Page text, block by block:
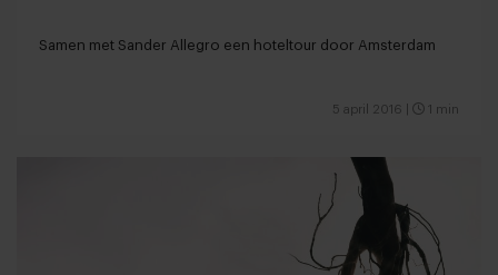
Samen met Sander Allegro een hoteltour door Amsterdam
5 april 2016 1 min